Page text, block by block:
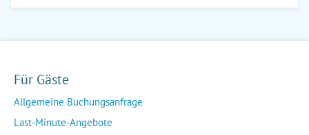
Für Gäste
Allgemeine Buchungsanfrage
Last-Minute-Angebote